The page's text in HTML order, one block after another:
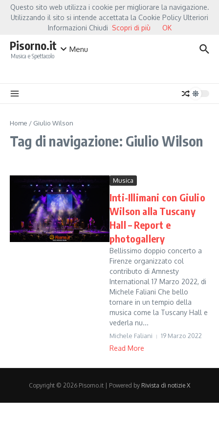
Salta al contenuto
Hot NewsFiorella Mannoia, a Capannori nasce “Anime Salve”: la data zero è
Pisorno.it
Musica e Spettacolo
Menu
Home / Giulio Wilson
Tag di navigazione: Giulio Wilson
Musica
Inti-Illimani con Giulio
Wilson alla Tuscany
Hall – Report e
photogallery
Bellissimo doppio concerto a
Firenze organizzato col
contributo di Amnesty
International 17 Marzo 2022, di
Michele Faliani Che bello
tornare in un tempio della
musica come la Tuscany Hall e
vederla nu...
Michele Faliani 19 Marzo 2022
Read More
Copyright © 2026 Pisorno.it | Powered by Rivista di notizie X
Questo sito web utilizza i cookie per migliorare la navigazione.
Utilizzando il sito si intende accettata la Cookie Policy Ulteriori
Informazioni Chiudi Scopri di più OK